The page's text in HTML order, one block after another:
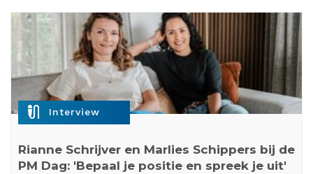
mic_external_on Interview
Rianne Schrijver en Marlies Schippers bij de
PM Dag: 'Bepaal je positie en spreek je uit'